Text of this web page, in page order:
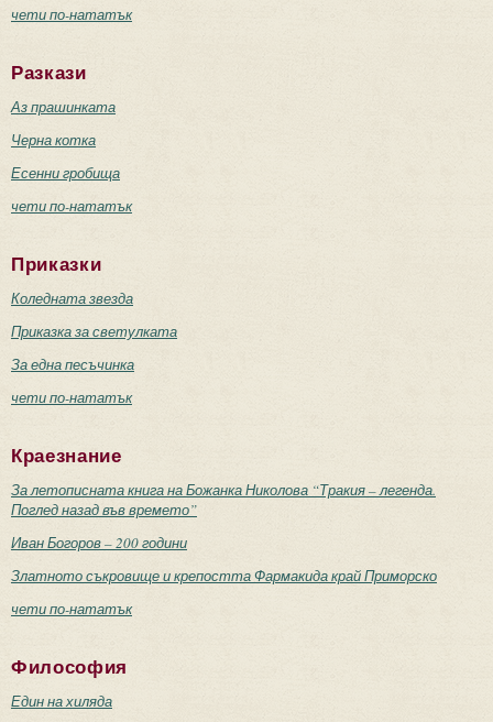
чети по-нататък
Разкази
Аз прашинката
Черна котка
Есенни гробища
чети по-нататък
Приказки
Коледната звезда
Приказка за светулката
За една песъчинка
чети по-нататък
Краезнание
За летописната книга на Божанка Николова “Тракия – легенда.
Поглед назад във времето”
Иван Богоров – 200 години
Златното съкровище и крепостта Фармакида край Приморско
чети по-нататък
Философия
Един на хиляда